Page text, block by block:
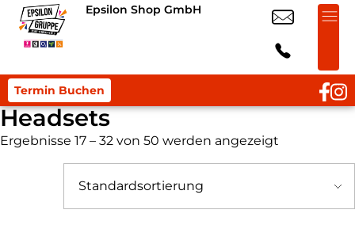
Epsilon Shop GmbH
Termin Buchen
Headsets
Ergebnisse 17 – 32 von 50 werden angezeigt